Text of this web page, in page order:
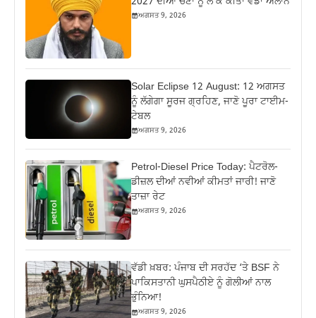
ਅਗਸਤ 9, 2026
Solar Eclipse 12 August: 12 ਅਗਸਤ
ਨੂੰ ਲੱਗੇਗਾ ਸੂਰਜ ਗ੍ਰਹਿਣ, ਜਾਣੋ ਪੂਰਾ ਟਾਈਮ-
ਟੇਬਲ
ਅਗਸਤ 9, 2026
Petrol-Diesel Price Today: ਪੈਟਰੋਲ-
ਡੀਜ਼ਲ ਦੀਆਂ ਨਵੀਆਂ ਕੀਮਤਾਂ ਜਾਰੀ! ਜਾਣੋ
ਤਾਜ਼ਾ ਰੇਟ
ਅਗਸਤ 9, 2026
ਵੱਡੀ ਖ਼ਬਰ: ਪੰਜਾਬ ਦੀ ਸਰਹੱਦ ‘ਤੇ BSF ਨੇ
ਪਾਕਿਸਤਾਨੀ ਘੁਸਪੈਠੀਏ ਨੂੰ ਗੋਲੀਆਂ ਨਾਲ
ਭੁੰਨਿਆ!
ਅਗਸਤ 9, 2026